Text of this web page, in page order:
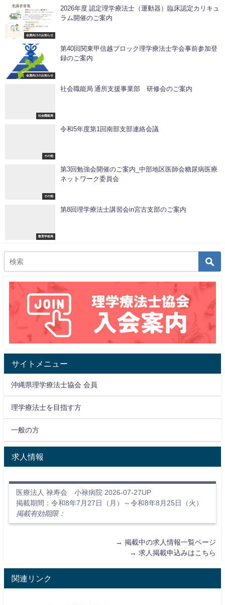
会員向けのお知らせ
2026年度 認定理学療法士（運動器）臨床認定カリキュ
ラム開催のご案内
会員向けのお知らせ
第40回関東甲信越ブロック理学療法士学会事前参加登
録のご案内
社会職能局
社会職能局 通所支援事業部 研修会のご案内
その他
令和5年度第1回南部支部連絡会議
その他
第3回勉強会開催のご案内_中部地区医師会糖尿病医療
ネットワーク委員会
教育学術局
第8回理学療法士講習会in宮古支部のご案内
サイトメニュー
沖縄県理学療法士協会 会員
理学療法士を目指す方
一般の方
求人情報
医療法人 禄寿会 小禄病院 2026-07-27UP
掲載期間：令和8年7月27日（月）～令和8年8月25日（火）
掲載有効期限：
→ 掲載中の求人情報一覧ページ
→ 求人掲載申込みはこちら
関連リンク